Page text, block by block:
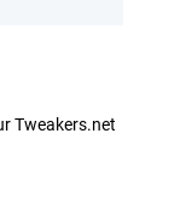
Tweakers.net